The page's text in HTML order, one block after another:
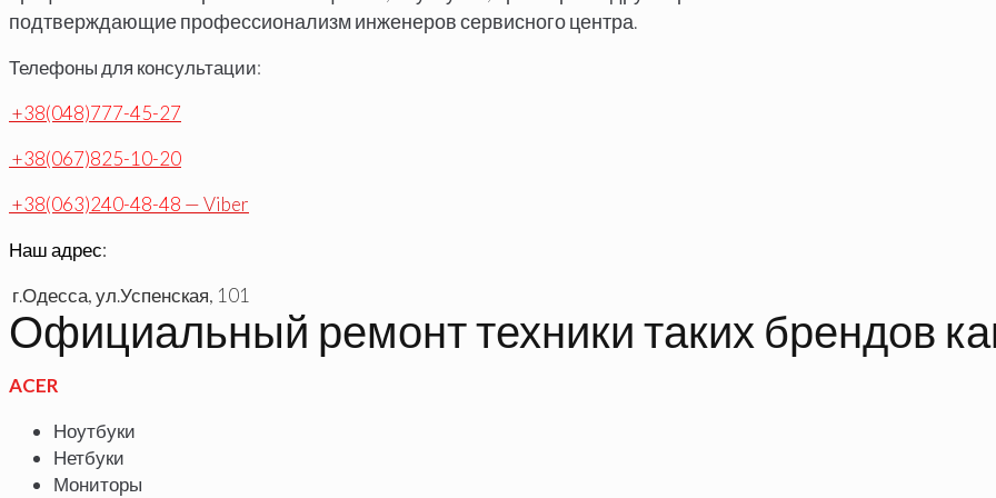
подтверждающие профессионализм инженеров сервисного центра.
Телефоны для консультации:
+38(048)777-45-27
+38(067)825-10-20
+38(063)240-48-48 — Viber
Наш адрес:
г.Одесса, ул.Успенская, 101
Официальный ремонт техники таких брендов
ACER
Ноутбуки
Нетбуки
Мониторы